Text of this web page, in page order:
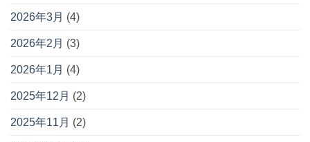
2026年3月 (4)
2026年2月 (3)
2026年1月 (4)
2025年12月 (2)
2025年11月 (2)